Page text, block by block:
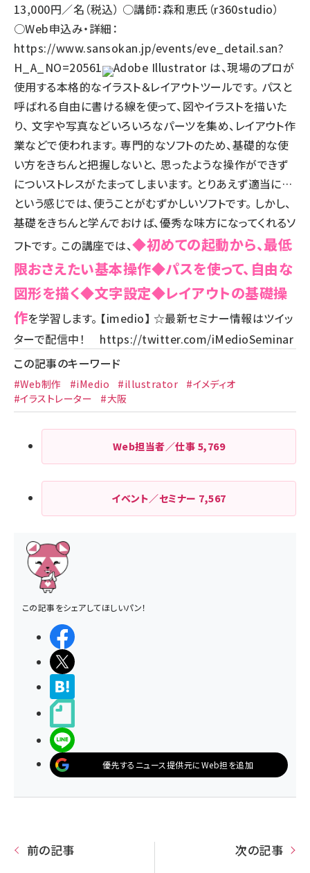
13,000円／名（税込） ○講師：森和恵氏（r360studio）
○Web申込み・詳細：
https://www.sansokan.jp/events/eve_detail.san?
H_A_NO=20561
Adobe Illustrator は、現場のプロが
使用する本格的なイラスト＆レイアウトツールです。 パスと
呼ばれる自由に書ける線を使って、図やイラストを描いた
り、 文字や写真などいろいろなパーツを集め、レイアウト作
業などで使われます。 専門的なソフトのため、基礎的な使
い方をきちんと把握しないと、 思ったような操作ができず
についストレスがたまってしまいます。 とりあえず適当に…
という感じでは、使うことがむずかしいソフトです。 しかし、
基礎をきちんと学んでおけば、優秀な味方になってくれるソ
フトです。 この講座では、◆初めての起動から、最低
限おさえたい基本操作◆パスを使って、自由な
図形を描く◆文字設定◆レイアウトの基礎操
作を学習します。 【imedio】 ☆最新セミナー情報はツイッ
ターで配信中！ https://twitter.com/iMedioSeminar
この記事のキーワード
#Web制作 #iMedio #illustrator
#イメディオ
#イラストレーター
#大阪
Web担当者／仕事 5,769
イベント／セミナー 7,567
この記事をシェアしてほしいパン！
優先するニュース提供元にWeb担を追加
前の記事 次の記事